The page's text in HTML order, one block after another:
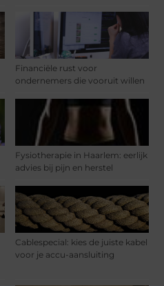
Financiële rust voor
ondernemers die vooruit willen
Fysiotherapie in Haarlem: eerlijk
advies bij pijn en herstel
Cablespecial: kies de juiste kabel
voor je accu-aansluiting